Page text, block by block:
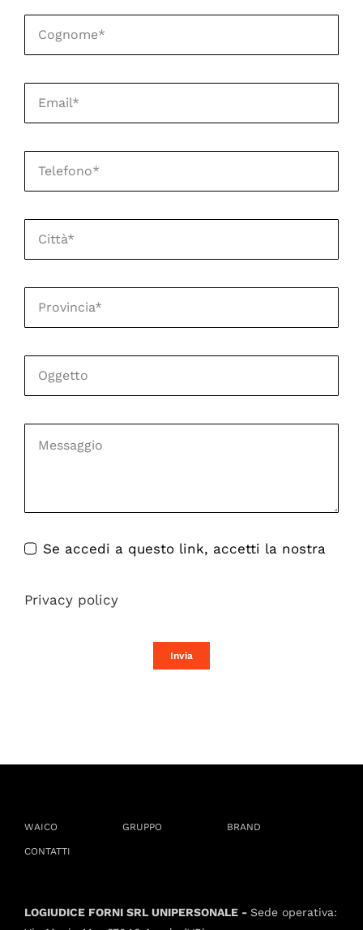
Se accedi a questo link, accetti la nostra
Privacy policy
Invia
WAICO GRUPPO BRAND
CONTATTI
LOGIUDICE FORNI SRL UNIPERSONALE - Sede operativa: